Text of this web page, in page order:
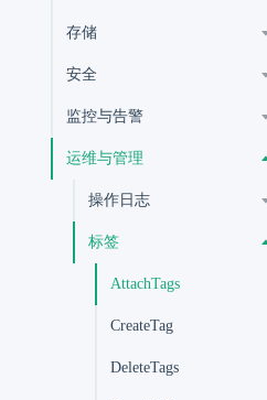
存储
安全
监控与告警
运维与管理
操作日志
标签
AttachTags
CreateTag
DeleteTags